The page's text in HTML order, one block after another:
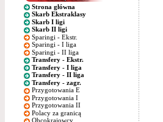
Strona główna
Skarb Ekstraklasy
Skarb I ligi
Skarb II ligi
Sparingi - Ekstr.
Sparingi - I liga
Sparingi - II liga
Transfery - Ekstr.
Transfery - I liga
Transfery - II liga
Transfery - zagr.
Przygotowania E
Przygotowania I
Przygotowania II
Polacy za granicą
Obcokrajowcy